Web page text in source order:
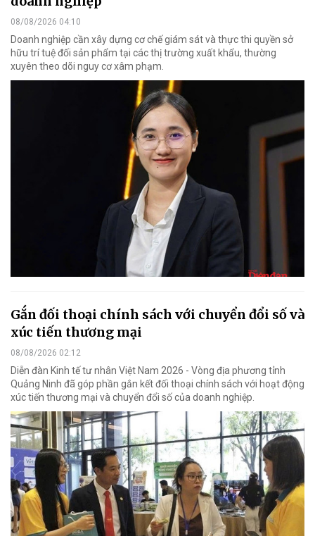
08/08/2026 04:10
Doanh nghiệp cần xây dựng cơ chế giám sát và thực thi quyền sở
hữu trí tuệ đối sản phẩm tại các thị trường xuất khẩu, thường
xuyên theo dõi nguy cơ xâm phạm.
Gắn đối thoại chính sách với chuyển đổi số và
xúc tiến thương mại
08/08/2026 02:12
Diễn đàn Kinh tế tư nhân Việt Nam 2026 - Vòng địa phương tỉnh
Quảng Ninh đã góp phần gắn kết đối thoại chính sách với hoạt động
xúc tiến thương mại và chuyển đổi số của doanh nghiệp.